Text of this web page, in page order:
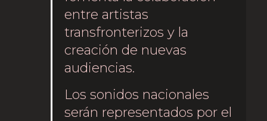
entre artistas
transfronterizos y la
creación de nuevas
audiencias.
Los sonidos nacionales
serán representados por el